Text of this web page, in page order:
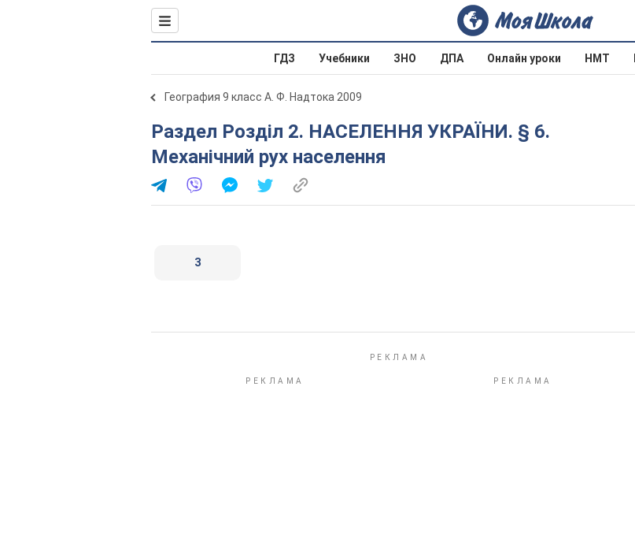
ГДЗ Учебники ЗНО ДПА Онлайн уроки НМТ
География 9 класс А. Ф. Надтока 2009
Раздел Розділ 2. НАСЕЛЕННЯ УКРАЇНИ. § 6.
Механічний рух населення
3